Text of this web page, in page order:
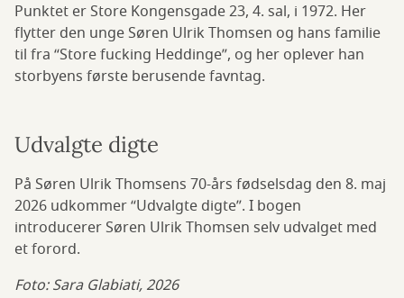
Punktet er Store Kongensgade 23, 4. sal, i 1972. Her
flytter den unge Søren Ulrik Thomsen og hans familie
til fra “Store fucking Heddinge”, og her oplever han
storbyens første berusende favntag.
Udvalgte digte
På Søren Ulrik Thomsens 70-års fødselsdag den 8. maj
2026 udkommer “Udvalgte digte”. I bogen
introducerer Søren Ulrik Thomsen selv udvalget med
et forord.
Foto: Sara Glabiati, 2026